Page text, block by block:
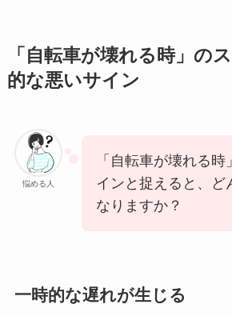
「自転車が壊れる時」の
的な悪いサイン
悩める人
「自転車が壊れる
インと捉えると、ど
なりますか？
一時的な遅れが生じる